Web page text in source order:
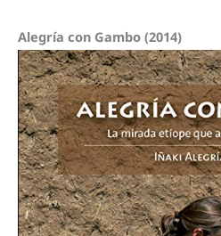
Alegría con Gambo (2014)